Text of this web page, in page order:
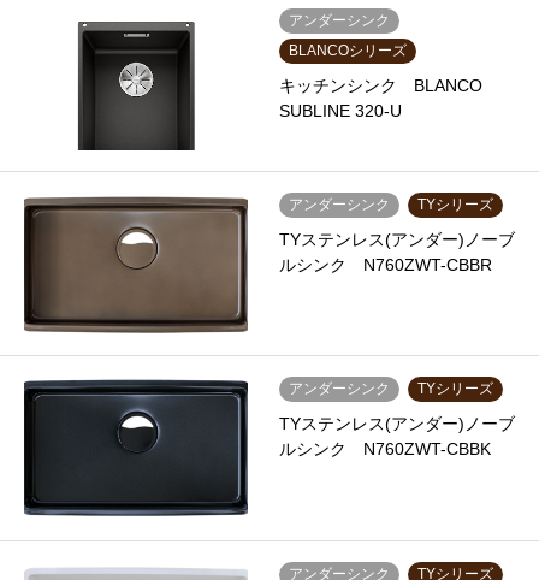
アンダーシンク
BLANCOシリーズ
キッチンシンク BLANCO
SUBLINE 320-U
アンダーシンク TYシリーズ
TYステンレス(アンダー)ノーブ
ルシンク N760ZWT-CBBR
アンダーシンク TYシリーズ
TYステンレス(アンダー)ノーブ
ルシンク N760ZWT-CBBK
アンダーシンク TYシリーズ